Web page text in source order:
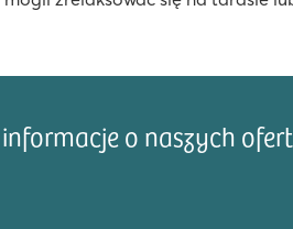
od plaży
o naszych